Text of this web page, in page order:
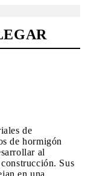
de
de hormigón
al
Sus
en una